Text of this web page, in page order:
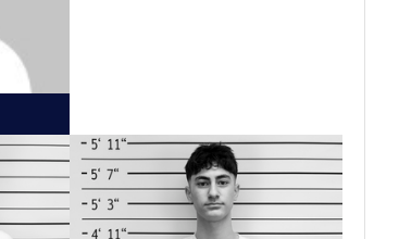
SPARKASSE JENA-
SAALE-HOLZLAND
IHRE HELFER UG